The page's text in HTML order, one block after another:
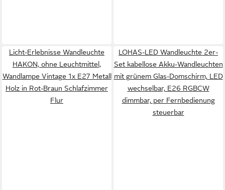
Licht-Erlebnisse Wandleuchte
HAKON, ohne Leuchtmittel,
Wandlampe Vintage 1x E27 Metall
Holz in Rot-Braun Schlafzimmer
Flur
LOHAS-LED Wandleuchte 2er-
Set kabellose Akku-Wandleuchten
mit grünem Glas-Domschirm, LED
wechselbar, E26 RGBCW
dimmbar, per Fernbedienung
steuerbar